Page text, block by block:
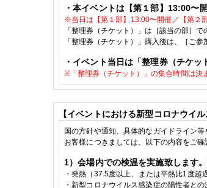
・本イベントは【第１部】13:00〜
※当日は 【第１部】13:00〜開催／ 【第２
「整理券（チケット）」 は［該当の部］で
「整理券（チケット）」 購入後は、［ご参
・イベント当日は「整理券（チケ
※ 「整理券（チケット）」の集合時間は決
【イベントにおける新型コロナウイ
国の方針や通知、具体的なガイドライン
お客様につきましては、以下の内容をご
1）会場内での検温を実施致します
・発熱（ 37.5度以上、または平熱比1 度超
・新型コロナウイルス感染症の陽性者との